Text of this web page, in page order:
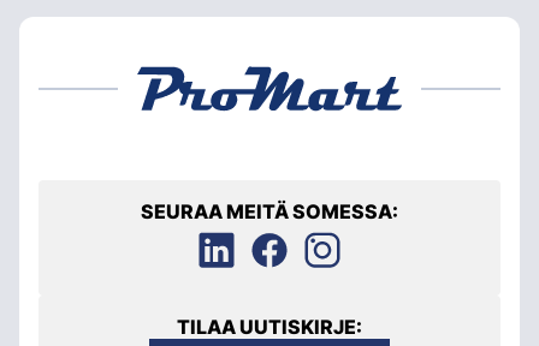
SEURAA MEITÄ SOMESSA:
TILAA UUTISKIRJE: